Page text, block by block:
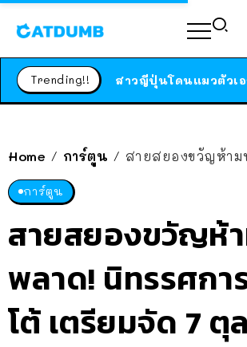
Trending!!
Home / การ์ตูน / สายสยองขวัญห้ามพลาด! นิทรรศการ
การ์ตูน
สายสยองขวัญห้
พลาด! นิทรรศกา
โต้ เตรียมจัด 7 ตุ